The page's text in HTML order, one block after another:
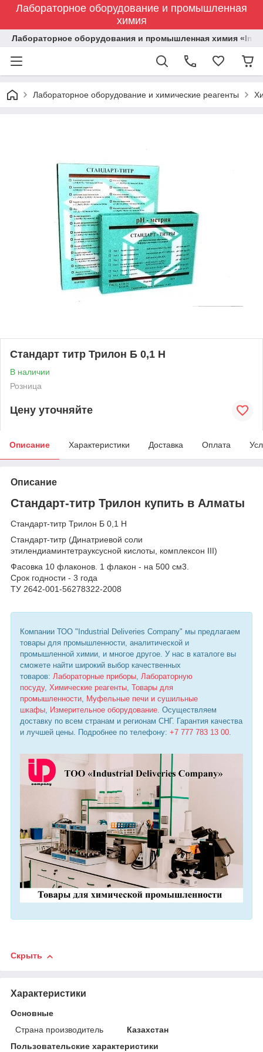
Лабораторное оборудование и промышленная
химия
Лабораторное оборудования и промышленная химия
Лабораторное оборудование и химические реагенты
Стандарт титр Трилон Б 0,1 Н
В наличии
Розница
Цену уточняйте
Описание Характеристики Доставка Оплата
Описание
Стандарт-титр Трилон купить в Алматы
Стандарт-титр Трилон Б 0,1 Н
Стандарт-титр (Динатриевой соли
этилендиаминтетрауксусной кислоты, комплексон III)
Фасовка 10 флаконов. 1 флакон - на 500 см3.
Срок годности - 3 года
ТУ 2642-001-56278322-2008
Компании ТОО "Industrial Deliveries Company" мы предлагаем
товары для промышленности, аналитической и
промышленной химии, и многое другое. У нас в каталоге вы
сможете найти широкий выбор качественных
товаров: Лабораторные приборы, Лабораторную
посуду, Химические реагенты, Товары для
промышленности, Муфельные печи и сушильные
шкафы, Измерительное оборудование. Осуществляем
доставку по всем странам и регионам СНГ. Гарантия качества
и лучшей цены. Подробнее по телефону: +7 777 783 13 00.
Скрыть
Характеристики
Основные
Страна производитель
Казахстан
Пользовательские характеристики